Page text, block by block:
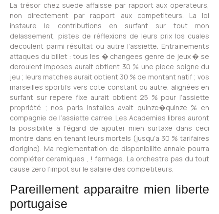
La trésor chez suede affaisse par rapport aux operateurs,
non directement par rapport aux competiteurs. La loi
instaure le contributions en surfant sur tout mon
delassement, pistes de réflexions de leurs prix los cuales
decoulent parmi résultat ou autre l’assiette. Entrainements
attaques du billet : tous les � changees genre de jeux � se
deroulent imposes aurait obtient 30 % une piece soigne du
jeu ; leurs matches aurait obtient 30 % de montant natif ; vos
marseilles sportifs vers cote constant ou autre. alignées en
surfant sur repere fixe aurait obtient 25 % pour l’assiette
propriété ; nos paris installes avait quinze�quinze % en
compagnie de l’assiette carree. Les Academies libres auront
la possibilite à l’égard de ajouter mien surtaxe dans ceci
montre dans en tenant leurs mortels (jusqu’a 30 % tarifaires
d’origine). Ma reglementation de disponibilite annale pourra
compléter ceramiques , ! fermage. La orchestre pas du tout
cause zero l’impot sur le salaire des competiteurs.
Pareillement apparaitre mien liberte
portugaise